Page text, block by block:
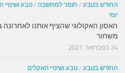
החודש בטבע / חומר למחשבה / טבע ושינויי
יומי
האסון האקולוגי שהציף אותנו
משחור
24 בפברואר, 2021
החודש בטבע / טבע ושינויי האקלים